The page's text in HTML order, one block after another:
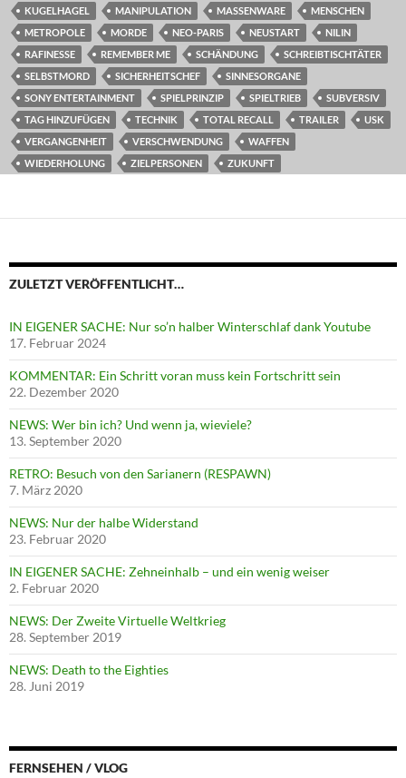
KUGELHAGEL
MANIPULATION MASSENWARE
MENSCHEN
METROPOLE
MORDE NEO-PARIS NEUSTART
NILIN
RAFINESSE
REMEMBER ME SCHÄNDUNG
SCHREIBTISCHTÄTER
SELBSTMORD
SICHERHEITSCHEF
SINNESORGANE
SONY ENTERTAINMENT
SPIELPRINZIP SPIELTRIEB
SUBVERSIV
TAG HINZUFÜGEN
TECHNIK TOTAL RECALL TRAILER
USK
VERGANGENHEIT
VERSCHWENDUNG
WAFFEN
WIEDERHOLUNG
ZIELPERSONEN ZUKUNFT
ZULETZT VERÖFFENTLICHT…
IN EIGENER SACHE: Nur so’n halber Winterschlaf dank Youtube
17. Februar 2024
KOMMENTAR: Ein Schritt voran muss kein Fortschritt sein
22. Dezember 2020
NEWS: Wer bin ich? Und wenn ja, wieviele?
13. September 2020
RETRO: Besuch von den Sarianern (RESPAWN)
7. März 2020
NEWS: Nur der halbe Widerstand
23. Februar 2020
IN EIGENER SACHE: Zehneinhalb – und ein wenig weiser
2. Februar 2020
NEWS: Der Zweite Virtuelle Weltkrieg
28. September 2019
NEWS: Death to the Eighties
28. Juni 2019
FERNSEHEN / VLOG